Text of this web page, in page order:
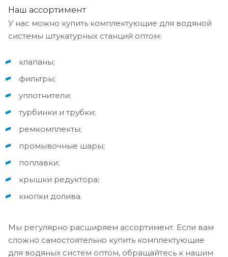
Наш ассортимент
У нас можно купить комплектующие для водяной
системы штукатурных станций оптом:
клапаны;
фильтры;
уплотнители;
турбинки и трубки;
ремкомплекты;
промывочные шары;
поплавки;
крышки редуктора;
кнопки долива.
Мы регулярно расширяем ассортимент. Если вам
сложно самостоятельно купить комплектующие
для водяных систем оптом, обращайтесь к нашим